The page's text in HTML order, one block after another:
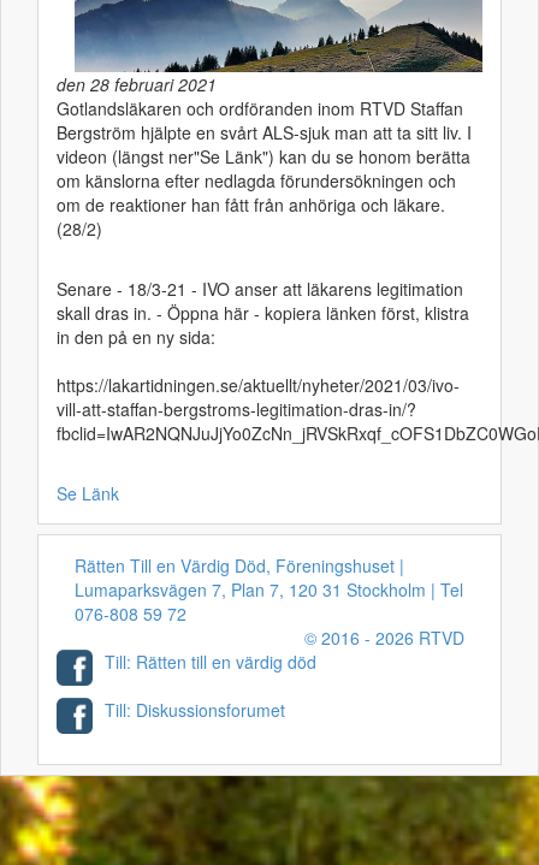
den 28 februari 2021
Gotlandsläkaren och ordföranden inom RTVD Staffan
Bergström hjälpte en svårt ALS-sjuk man att ta sitt liv. I
videon (längst ner"Se Länk") kan du se honom berätta
om känslorna efter nedlagda förundersökningen och
om de reaktioner han fått från anhöriga och läkare.
(28/2)
Senare - 18/3-21 - IVO anser att läkarens legitimation
skall dras in. - Öppna här - kopiera länken först, klistra
in den på en ny sida:
https://lakartidningen.se/aktuellt/nyheter/2021/03/ivo-
vill-att-staffan-bergstroms-legitimation-dras-in/?
Se Länk
Rätten Till en Värdig Död, Föreningshuset |
Lumaparksvägen 7, Plan 7, 120 31 Stockholm | Tel
076-808 59 72
© 2016 - 2026 RTVD
Till: Rätten till en värdig död
Till: Diskussionsforumet